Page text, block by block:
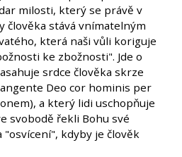
milosti, který se právě v
člověka stává vnímatelným
která naši vůli koriguje
ke zbožnosti". Jde o
srdce člověka skrze
Deo cor hominis per
a který lidi uschopňuje
svobodě řekli Bohu své
"osvícení", kdyby je člověk